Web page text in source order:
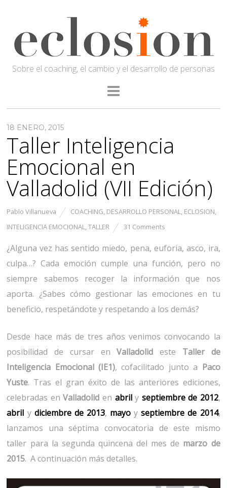
Sobre el coaching, el cambio y el desarrollo de personas
18 ENERO, 2015
Taller Inteligencia
Emocional en
Valladolid (VII Edición)
Pablo Villanueva COACHING, DESARROLLO PERSONAL, ECLOSION,
INTELIGENCIA EMOCIONAL,TALLER 31 Comments
¿Alguna vez has sentido miedo, pena, euforia, asco, ira,
culpa…? Cada emoción cumple una función, pero no
siempre sabemos recoger la información que nos
aporta. ¿Sabes cómo gestionar las emociones en tu
beneficio, respetándote y respetando a los demás?
Desde hace más de tres años venimos convocando la
posibilidad de cursar enValladolideste Taller de
Inteligencia Emocional (IE1), cofacilitado junto a Paco
Yuste. Tras el gran éxito de las anteriores ediciones,
celebradas en Valladolid en abrily septiembre de 2012,
abril y diciembre de 2013, mayo yseptiembre de 2014,
lanzamos una séptima convocatoria de este mismo
taller para la segunda quincena del mes de marzo de
2015. A continuación más detalles.